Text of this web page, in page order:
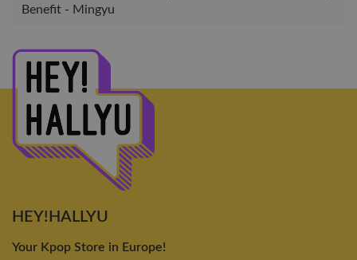
Benefit - Mingyu
HEY!HALLYU
Your Kpop Store in Europe!